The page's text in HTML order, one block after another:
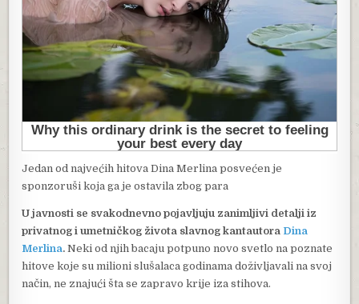
Jedan od najvećih hitova Dina Merlina posvećen je
sponzoruši koja ga je ostavila zbog para
U javnosti se svakodnevno pojavljuju zanimljivi detalji iz
privatnog i umetničkog života slavnog kantautora Dina
Merlina. Neki od njih bacaju potpuno novo svetlo na poznate
hitove koje su milioni slušalaca godinama doživljavali na svoj
način, ne znajući šta se zapravo krije iza stihova.